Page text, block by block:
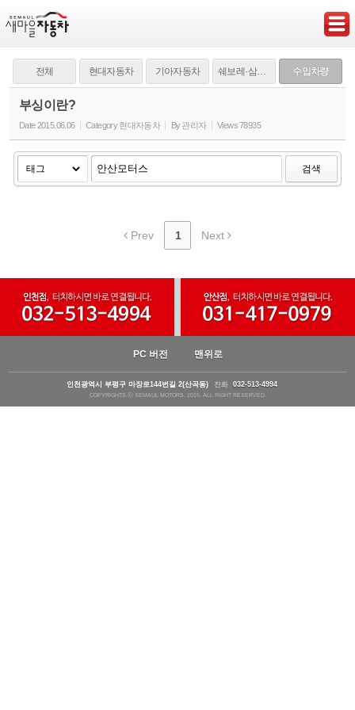
전체 현대자동차 기아자동차 쉐보레·삼성·쌍용 수입차량
부싱이란?
Date2015.06.06 Category 현대자동차 By 관리자 Views78935
검색
Prev 1 Next
PC 버전 맨위로
인천광역시 부평구 마장로144번길 2(산곡동) 전화 032-513-4994
COPYRIGHTS ⓒ SEMAUL MOTORS. 2015. ALL RIGHT RESERVED.
Sketchbook5, 스케치북5
Sketchbook5, 스케치북5